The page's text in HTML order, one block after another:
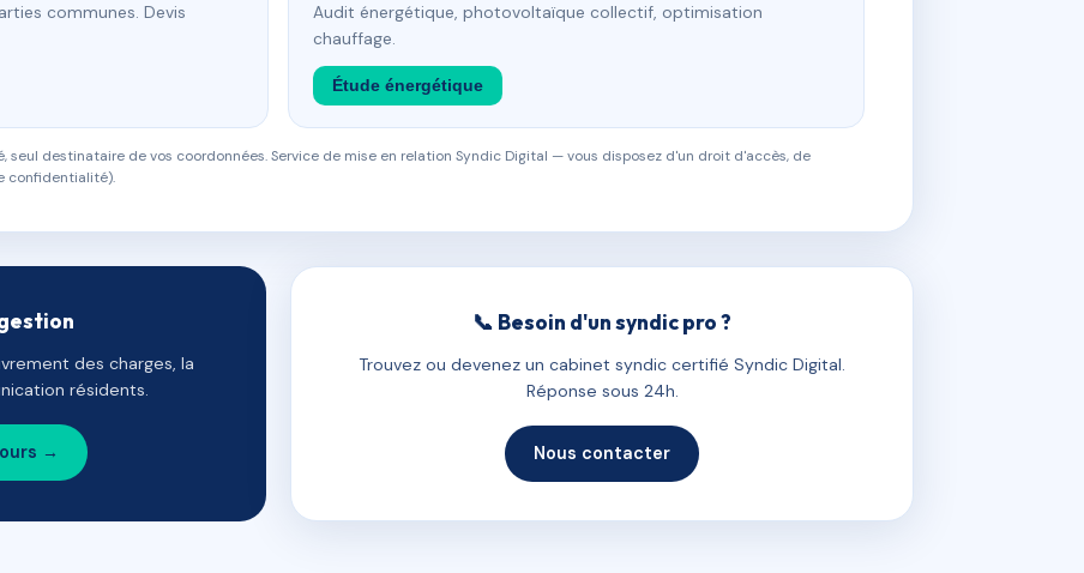
communes. Devis
Audit énergétique, photovoltaïque collectif, optimisation
chauffage.
Étude énergétique
seul destinataire de vos coordonnées. Service de mise en relation Syndic Digital — vous disposez d'un droit d'accès, de
confidentialité).
des charges, la
résidents.
→
📞 Besoin d'un syndic pro ?
Trouvez ou devenez un cabinet syndic certifié Syndic Digital.
Réponse sous 24h.
Nous contacter